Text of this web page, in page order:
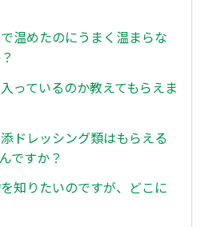
温めたのにうまく温まらな
っているのか教えてもらえま
ドレッシング類はもらえる
ですか？
知りたいのですが、どこに